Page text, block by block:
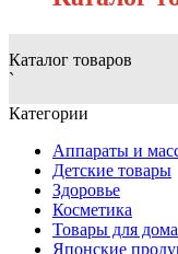
Каталог товаров
`
Категории
Аппараты и
Детские товары
Здоровье
Косметика
Товары для дома
Японские